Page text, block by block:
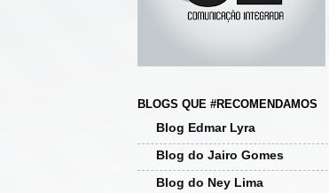
BLOGS QUE #RECOMENDAMOS
Blog Edmar Lyra
Blog do Jairo Gomes
Blog do Ney Lima